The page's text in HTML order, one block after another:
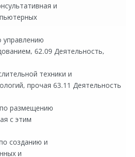
и
управлению
62.09 Деятельность,
техники и
прочая 63.11 Деятельность
по размещению
с этим
созданию и
и